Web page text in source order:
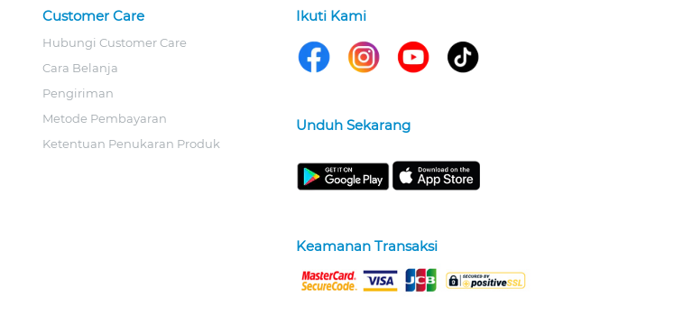
Customer Care
Hubungi Customer Care
Cara Belanja
Pengiriman
Metode Pembayaran
Ketentuan Penukaran Produk
Ikuti Kami
Unduh Sekarang
Keamanan Transaksi